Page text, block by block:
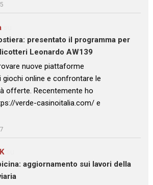
presentato il programma per
Leonardo AW139
nuove piattaforme
giochi online e confrontare le
offerte. Recentemente ho
verde-casinoitalia.com/ e
su
aggiornamento sui lavori della